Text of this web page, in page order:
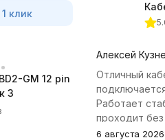
клик
GM 12 pin
3
Алексей
Отличный
Работает
проходит
6 августа 2026